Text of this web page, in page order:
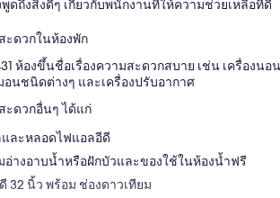
ดถึงสิ่งดีๆ เกี่ยวกับพนักงานที่ให้ความช่วยเหลือที่ดี
ะดวกในห้องพัก
ห้องขึ้นชื่อเรื่องความสะดวกสบาย เช่น เครื่องน
อนชนิดต่างๆ และเครื่องปรับอากาศ
ะดวกอื่นๆ ได้แก่
และหลอดไฟแอลอีดี
อ่างอาบน้ำหรือฝักบัวและของใช้ในห้องน้ำฟรี
32 นิ้ว พร้อม ช่องดาวเทียม